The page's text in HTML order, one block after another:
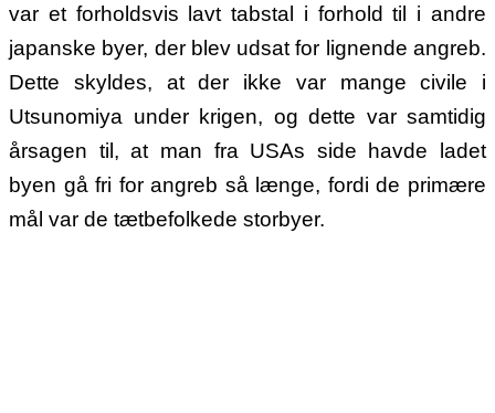
var et forholdsvis lavt tabstal i forhold til i andre
japanske byer, der blev udsat for lignende angreb.
Dette skyldes, at der ikke var mange civile i
Utsunomiya under krigen, og dette var samtidig
årsagen til, at man fra USAs side havde ladet
byen gå fri for angreb så længe, fordi de primære
mål var de tætbefolkede storbyer.